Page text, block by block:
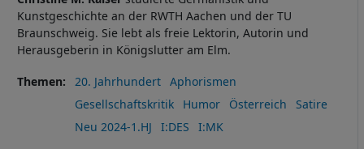
Kunstgeschichte an der RWTH Aachen und der TU
Braunschweig. Sie lebt als freie Lektorin, Autorin und
Herausgeberin in Königslutter am Elm.
Themen 20. Jahrhundert
Aphorismen
Gesellschaftskritik
Humor Österreich
Satire
Neu 2024-1.HJ
I:DES I:MK